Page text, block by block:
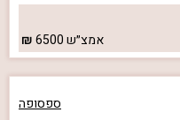
אמצ״ש6500
ספסופה